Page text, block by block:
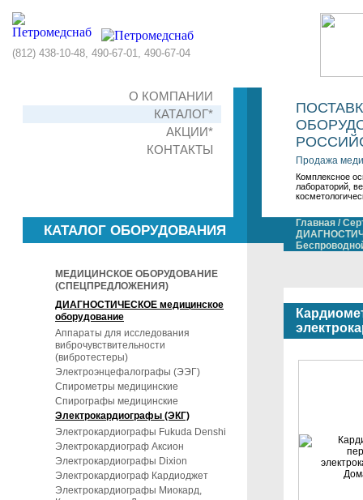
(812) 438-10-48, 490-67-01, 490-67-04
О КОМПАНИИ
КАТАЛОГ*
АКЦИИ*
КОНТАКТЫ
Продажа
Комплексное
лабораторий,
КАТАЛОГ ОБОРУДОВАНИЯ
МЕДИЦИНСКОЕ ОБОРУДОВАНИЕ
(СПЕЦПРЕДЛОЖЕНИЯ)
ДИАГНОСТИЧЕСКОЕ медицинское
оборудование
Аппараты для исследования
виброчувствительности
(вибротестеры)
Электроэнцефалографы (ЭЭГ)
Спирометры медицинские
Спирографы медицинские
Электрокардиографы (ЭКГ)
Электрокардиографы Fukuda Denshi
Электрокардиограф Аксион
Электрокардиографы Dixion
Электрокардиограф Кардиоджет
Электрокардиографы Миокард,
Главная /